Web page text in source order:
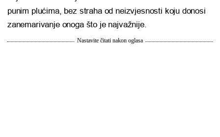
punim plućima, bez straha od neizvjesnosti koju donosi
zanemarivanje onoga što je najvažnije.
Nastavite čitati nakon oglasa